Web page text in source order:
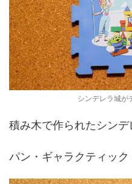
シンデレラ城が
積み木で作られたシンデ
パン・ギャラクティック